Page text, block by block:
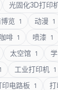
光固化3D打印
览 1 动漫 1
咖啡 1 喷漆 1
太空馆 1
1 工业打印机 1
印电路板 1 打